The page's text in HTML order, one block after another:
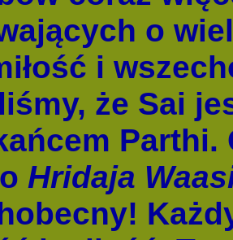
o
i
że Sai
Hridaja